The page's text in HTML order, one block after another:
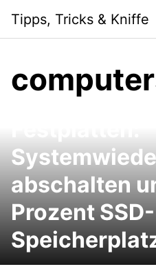
content
Tipps, Tricks & Kniffe
Windows und
abschalten
Prozent SSD-